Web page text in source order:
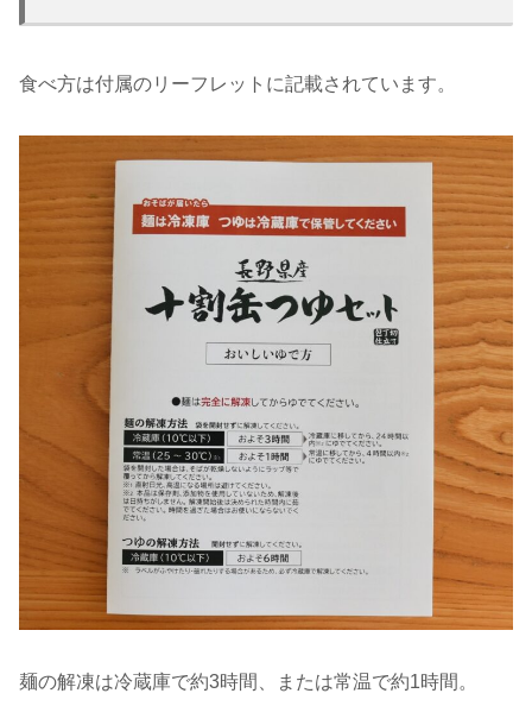
食べ方は付属のリーフレットに記載されています。
麺の解凍は冷蔵庫で約3時間、または常温で約1時間。